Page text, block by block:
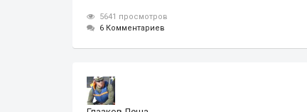
5641 просмотров
6 Комментариев